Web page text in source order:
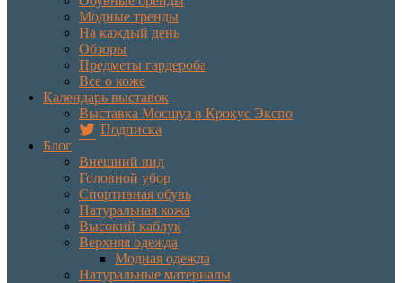
Модные тренды
На каждый день
Обзоры
Предметы гардероба
Все о коже
Календарь выставок
Выставка Мосшуз в Крокус Экспо
Подписка
Блог
Внешний вид
Головной убор
Спортивная обувь
Натуральная кожа
Высокий каблук
Верхняя одежда
Модная одежда
Натуральные материалы